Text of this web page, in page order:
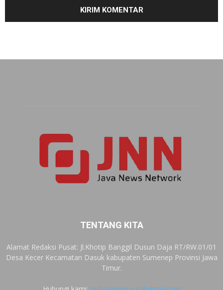
TENTANG KITA
Alamat Redaksi Pusat: Jl.Khotip Banggil Dusun Daja RT/RW.01/01
Desa Kecer Kecamatan Dasuk kabupaten Sumenep Provinsi Jawa
Timur.